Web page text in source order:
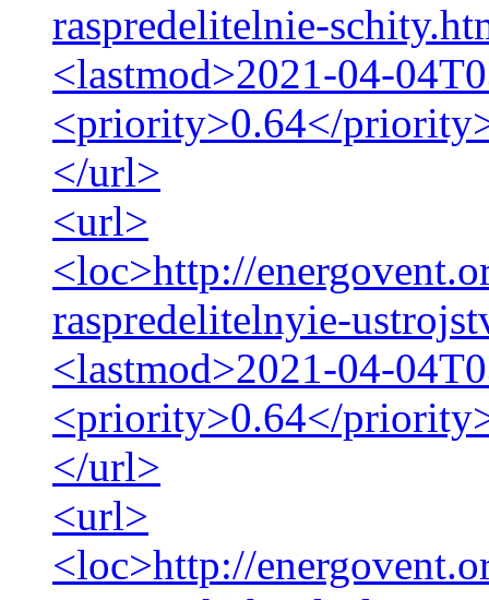
raspredelitelnie-
<lastmod>2021-04-
<priority>0.64</
</url>
<url>
<loc>http://
raspredelitelnyie-
<lastmod>2021-04-
<priority>0.64</
</url>
<url>
<loc>http://